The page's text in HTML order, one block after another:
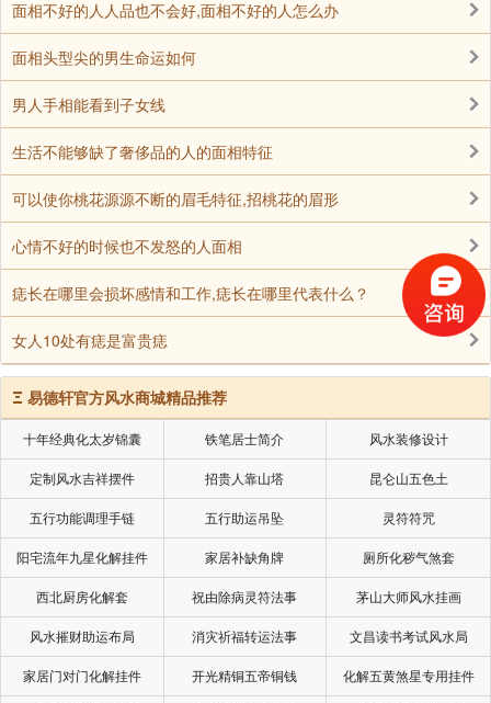
面相不好的人人品也不会好,面相不好的人怎么办
面相头型尖的男生命运如何
男人手相能看到子女线
生活不能够缺了奢侈品的人的面相特征
可以使你桃花源源不断的眉毛特征,招桃花的眉形
心情不好的时候也不发怒的人面相
痣长在哪里会损坏感情和工作,痣长在哪里代表什么？
女人10处有痣是富贵痣
Ξ 易德轩官方风水商城精品推荐
十年经典化太岁锦囊 铁笔居士简介 风水装修设计
定制风水吉祥摆件 招贵人靠山塔 昆仑山五色土
五行功能调理手链 五行助运吊坠 灵符符咒
阳宅流年九星化解挂件 家居补缺角牌 厕所化秽气煞套
西北厨房化解套 祝由除病灵符法事 茅山大师风水挂画
风水摧财助运布局 消灾祈福转运法事 文昌读书考试风水局
家居门对门化解挂件 开光精铜五帝铜钱 化解五黄煞星专用挂件